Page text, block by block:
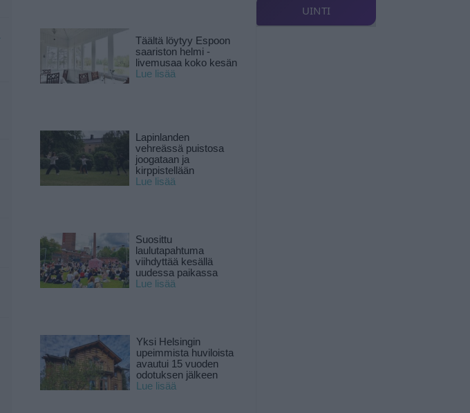
Täältä löytyy Espoon
saariston helmi -
livemusaa koko kesän
Lue lisää
Lapinlanden
vehreässä puistosa
joogataan ja
kirppistellään
Lue lisää
Suosittu
laulutapahtuma
viihdyttää kesällä
uudessa paikassa
Lue lisää
Yksi Helsingin
upeimmista huviloista
avautui 15 vuoden
odotuksen jälkeen
Lue lisää
UINTI